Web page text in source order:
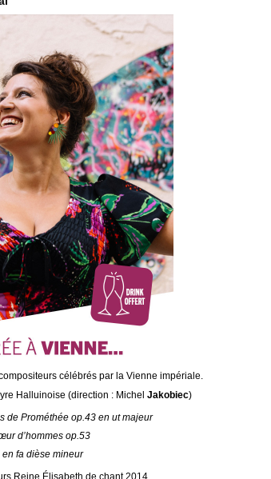
célébrés par la Vienne impériale.
Halluinoise (direction : Michel Jakobiec)
de Prométhée op.43 en ut majeur
d’hommes op.53
fa dièse mineur
Reine Élisabeth de chant 2014